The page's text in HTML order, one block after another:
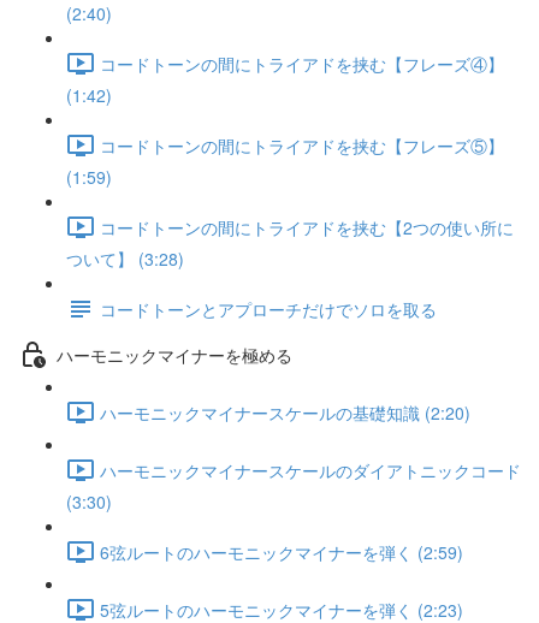
(2:40)
コードトーンの間にトライアドを挟む【フレーズ④】
(1:42)
コードトーンの間にトライアドを挟む【フレーズ⑤】
(1:59)
コードトーンの間にトライアドを挟む【2つの使い所に
ついて】 (3:28)
コードトーンとアプローチだけでソロを取る
ハーモニックマイナーを極める
ハーモニックマイナースケールの基礎知識 (2:20)
ハーモニックマイナースケールのダイアトニックコード
(3:30)
6弦ルートのハーモニックマイナーを弾く (2:59)
5弦ルートのハーモニックマイナーを弾く (2:23)